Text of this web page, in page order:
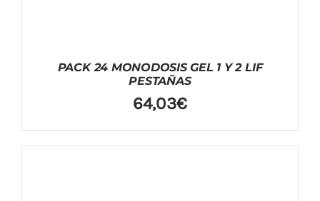
PACK 24 MONODOSIS GEL 1 Y 2 LIF
PESTAÑAS
64,03€